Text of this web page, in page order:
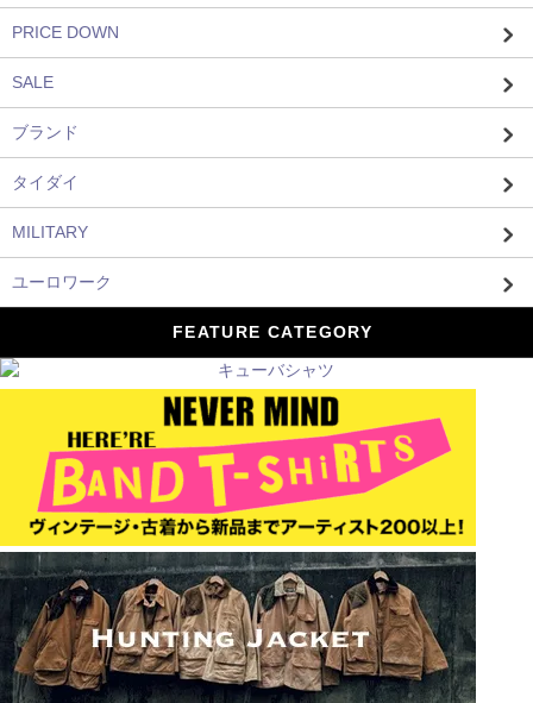
PRICE DOWN
SALE
ブランド
タイダイ
MILITARY
ユーロワーク
FEATURE CATEGORY